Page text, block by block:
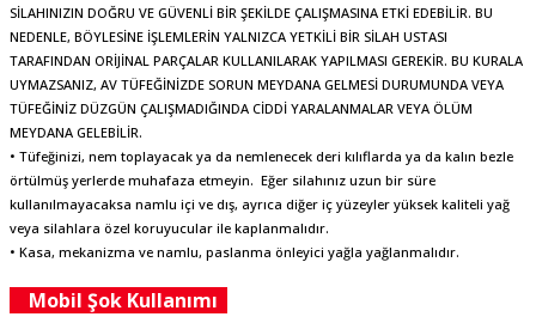
SİLAHINIZIN DOĞRU VE GÜVENLİ BİR ŞEKİLDE ÇALIŞMASINA ETKİ EDEBİLİR. BU
NEDENLE, BÖYLESİNE İŞLEMLERİN YALNIZCA YETKİLİ BİR SİLAH USTASI
TARAFINDAN ORİJİNAL PARÇALAR KULLANILARAK YAPILMASI GEREKİR. BU KURALA
UYMAZSANIZ, AV TÜFEĞİNİZDE SORUN MEYDANA GELMESİ DURUMUNDA VEYA
TÜFEĞİNİZ DÜZGÜN ÇALIŞMADIĞINDA CİDDİ YARALANMALAR VEYA ÖLÜM
MEYDANA GELEBİLİR.
• Tüfeğinizi, nem toplayacak ya da nemlenecek deri kılıflarda ya da kalın bezle
örtülmüş yerlerde muhafaza etmeyin. Eğer silahınız uzun bir süre
kullanılmayacaksa namlu içi ve dış, ayrıca diğer iç yüzeyler yüksek kaliteli yağ
veya silahlara özel koruyucular ile kaplanmalıdır.
• Kasa, mekanizma ve namlu, paslanma önleyici yağla yağlanmalıdır.
Mobil Şok Kullanımı